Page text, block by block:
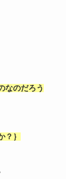
なのだろう
？｝